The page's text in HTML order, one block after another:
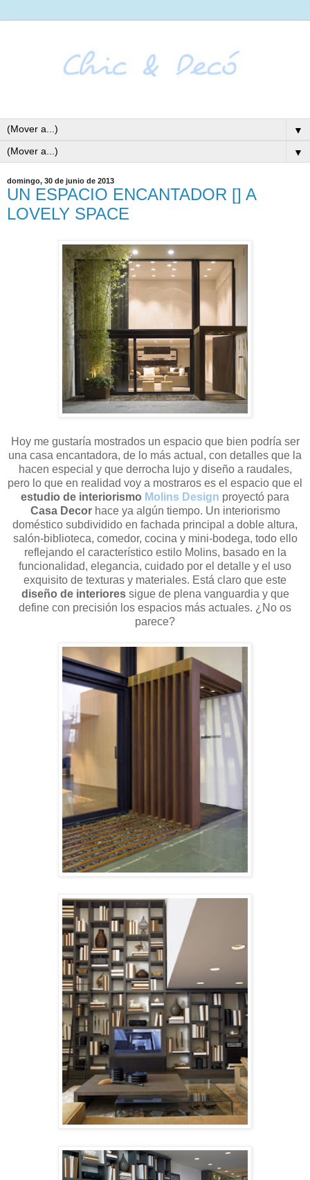
▼
▼
domingo, 30 de junio de 2013
UN ESPACIO ENCANTADOR [] A
LOVELY SPACE
Hoy me gustaría mostrados un espacio que bien podría ser
una casa encantadora, de lo más actual, con detalles que la
hacen especial y que derrocha lujo y diseño a raudales,
pero lo que en realidad voy a mostraros es el espacio que el
estudio de interiorismo Molins Design proyectó para
Casa Decorhace ya algún tiempo. Un interiorismo
doméstico subdividido en fachada principal a doble altura,
salón-biblioteca, comedor, cocina y mini-bodega, todo ello
reflejando el característico estilo Molins, basado en la
funcionalidad, elegancia, cuidado por el detalle y el uso
exquisito de texturas y materiales. Está claro que este
diseño de interioressigue de plena vanguardia y que
define con precisión los espacios más actuales. ¿No os
parece?